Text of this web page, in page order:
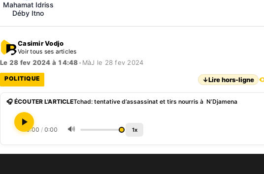
Mahamat Idriss
Déby Itno
Casimir Vodjo
Voir tous ses articles
Le 28 fev 2024 à 14:48• MàJ le 28 fev 2024
POLITIQUE ↓Lire hors-ligne
🎧 ÉCOUTER L'ARTICLETchad: tentative d’assassinat et tirs nourris à N’Djamena
0:00 / 0:00 🔊 1x